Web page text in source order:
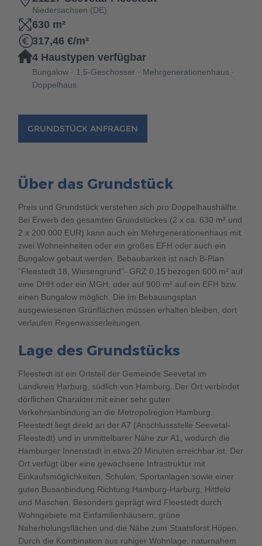
Brauchen Sie Hilfe?
038221 4000
MUSTERHAUS FINDEN
Niedersachsen (DE)
630 m²
317,46 €/m²
4 Haustypen verfügbar
Bungalow · 1,5-Geschosser · Mehrgenerationenhaus ·
Doppelhaus
GRUNDSTÜCK ANFRAGEN
Über das Grundstück
Preis und Grundstück verstehen sich pro Doppelhaushälfte.
Bei Erwerb des gesamten Grundstückes (2 x ca. 630 m² und
2 x 200.000 EUR) kann auch ein Mehrgenerationenhaus mit
zwei Wohneinheiten oder ein großes EFH oder auch ein
Bungalow gebaut werden. Bebaubarkeit ist nach B-Plan
”Fleestedt 18, Wiesengrund”- GRZ 0,15 bezogen 600 m² auf
eine DHH oder ein MGH, oder auf 900 m² auf ein EFH bzw.
einen Bungalow möglich. Die im Bebauungsplan
ausgewiesenen Grünflächen müssen erhalten bleiben, dort
verlaufen Regenwasserleitungen.
Lage des Grundstücks
Fleestedt ist ein Ortsteil der Gemeinde Seevetal im
Landkreis Harburg, südlich von Hamburg. Der Ort verbindet
dörflichen Charakter mit einer sehr guten
Verkehrsanbindung an die Metropolregion Hamburg.
Fleestedt liegt direkt an der A7 (Anschlussstelle Seevetal-
Fleestedt) und in unmittelbarer Nähe zur A1, wodurch die
Hamburger Innenstadt in etwa 20 Minuten erreichbar ist. Der
Ort verfügt über eine gewachsene Infrastruktur mit
Einkaufsmöglichkeiten, Schulen, Sportanlagen sowie einer
guten Busanbindung Richtung Hamburg-Harburg, Hittfeld
und Maschen. Besonders geprägt wird Fleestedt durch
Wohngebiete mit Einfamilienhäusern, grüne
Naherholungsflächen und die Nähe zum Staatsforst Höpen.
Durch die Kombination aus ruhiger Wohnlage, naturnahem